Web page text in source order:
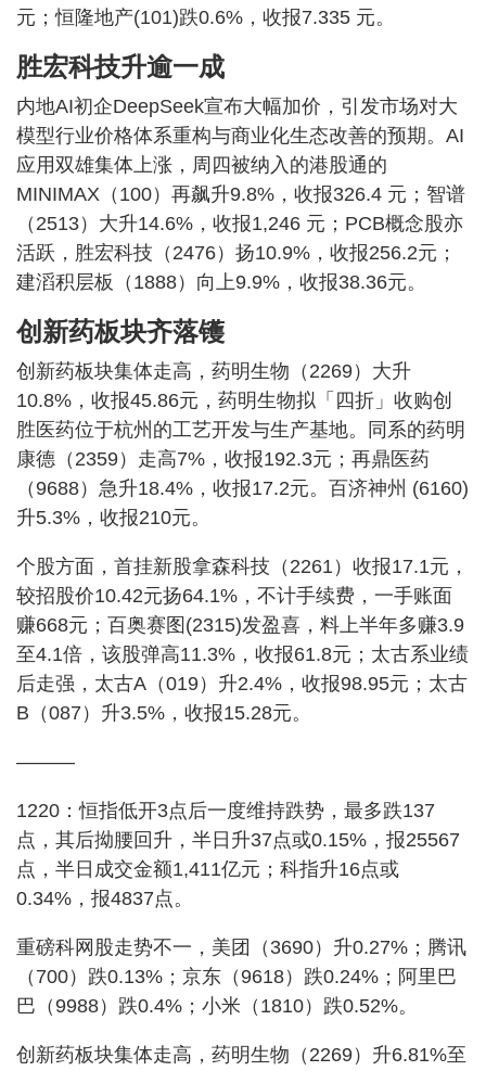
元；恒隆地产(101)跌0.6%，收报7.335 元。
胜宏科技升逾一成
内地AI初企DeepSeek宣布大幅加价，引发市场对大
模型行业价格体系重构与商业化生态改善的预期。AI
应用双雄集体上涨，周四被纳入的港股通的
MINIMAX（100）再飙升9.8%，收报326.4 元；智谱
（2513）大升14.6%，收报1,246 元；PCB概念股亦
活跃，胜宏科技（2476）扬10.9%，收报256.2元；
建滔积层板（1888）向上9.9%，收报38.36元。
创新药板块齐落镬
创新药板块集体走高，药明生物（2269）大升
10.8%，收报45.86元，药明生物拟「四折」收购创
胜医药位于杭州的工艺开发与生产基地。同系的药明
康德（2359）走高7%，收报192.3元；再鼎医药
（9688）急升18.4%，收报17.2元。百济神州 (6160)
升5.3%，收报210元。
个股方面，首挂新股拿森科技（2261）收报17.1元，
较招股价10.42元扬64.1%，不计手续费，一手账面
赚668元；百奥赛图(2315)发盈喜，料上半年多赚3.9
至4.1倍，该股弹高11.3%，收报61.8元；太古系业绩
后走强，太古A（019）升2.4%，收报98.95元；太古
B（087）升3.5%，收报15.28元。
———
1220：恒指低开3点后一度维持跌势，最多跌137
点，其后拗腰回升，半日升37点或0.15%，报25567
点，半日成交金额1,411亿元；科指升16点或
0.34%，报4837点。
重磅科网股走势不一，美团（3690）升0.27%；腾讯
（700）跌0.13%；京东（9618）跌0.24%；阿里巴
巴（9988）跌0.4%；小米（1810）跌0.52%。
创新药板块集体走高，药明生物（2269）升6.81%至